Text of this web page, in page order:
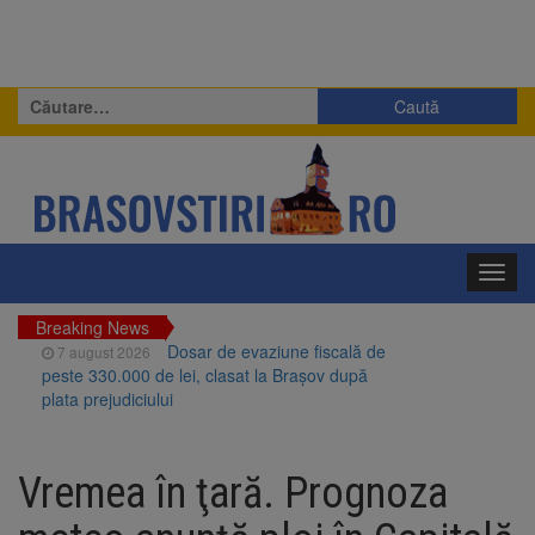
Caută
după:
Breaking News
7 august 2026
Dosar de evaziune fiscală de
peste 330.000 de lei, clasat la Brașov după
plata prejudiciului
sistarea plăților către Brai-Cata și Comprest.
Motivul: platforme de gunoi neigienizate
Vremea în ţară. Prognoza